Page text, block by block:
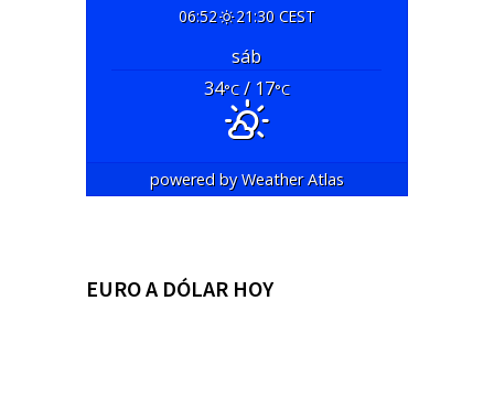
06:52 21:30 CEST
sáb
34°C/ 17°C
powered byWeather Atlas
EURO A DÓLAR HOY